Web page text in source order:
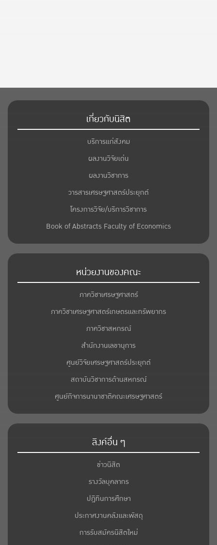
เกี่ยวกับนิสิต
บริการแก่สังคม
ผลงานวิจัยเด่น
ผลงานวิชาการ
วารสารเศรษฐศาสตร์ประยุกต์
โครงการวิจัย/บริการวิชาการ
Book of Abstracts Faculty of Economics
หน่วยงานของคณะ
ภาควิชาเศรษฐศาสตร์
ภาควิชาเศรษฐศาสตร์เกษตรและทรัพยากร
ภาควิชาสหกรณ์
สำนักงานเลขานุการ
ศูนย์วิจัยเศรษฐศาสตร์ประยุกต์
สถาบันวิชาการด้านสหกรณ์
ศูนย์กิจการนานาชาติคณะเศรษฐศาสตร์
ลิงค์อื่น ๆ
ข่าวนิสิต
รางวัลบุคลากร
ปฎิทินการศึกษา
ประกาศงานคลังและพัสดุ
การรับสมัครนิสิตใหม่